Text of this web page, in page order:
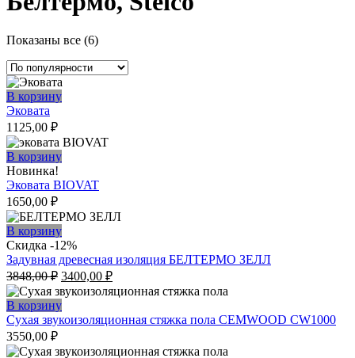
Показаны все (6)Сортировка:
популярности
В корзину
Эковата
1125,00 ₽
В корзину
Новинка!
Эковата BIOVAT
1650,00 ₽
В корзину
Скидка -12%
Задувная древесная изоляция БЕЛТЕРМО ЗЕЛЛ
3848,00₽ Первоначальная
цена
составляла
3848,00 ₽.
3400,00 ₽Текущая
цена:
В корзину
Сухая звукоизоляционная стяжка пола CEMWOOD CW1000
3550,00 ₽